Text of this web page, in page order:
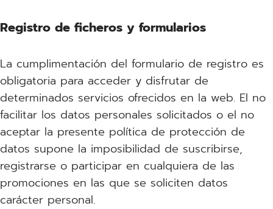
Registro de ficheros y formularios
La cumplimentación del formulario de registro es
obligatoria para acceder y disfrutar de
determinados servicios ofrecidos en la web. El no
facilitar los datos personales solicitados o el no
aceptar la presente política de protección de
datos supone la imposibilidad de suscribirse,
registrarse o participar en cualquiera de las
promociones en las que se soliciten datos
carácter personal.